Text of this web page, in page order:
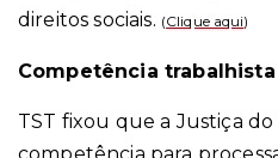
direitos sociais. (Clique aqui)
Competência trabalhista
TST fixou que a Justiça